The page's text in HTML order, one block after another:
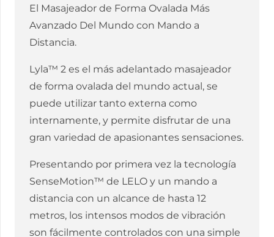
El Masajeador de Forma Ovalada Más
Avanzado Del Mundo con Mando a
Distancia.
Lyla™ 2 es el más adelantado masajeador
de forma ovalada del mundo actual, se
puede utilizar tanto externa como
internamente, y permite disfrutar de una
gran variedad de apasionantes sensaciones.
Presentando por primera vez la tecnología
SenseMotion™ de LELO y un mando a
distancia con un alcance de hasta 12
metros, los intensos modos de vibración
son fácilmente controlados con una simple